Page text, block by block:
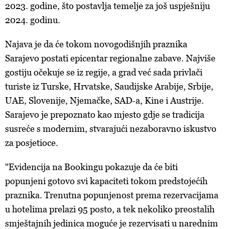
2023. godine, što postavlja temelje za još uspješniju
2024. godinu.
Najava je da će tokom novogodišnjih praznika
Sarajevo postati epicentar regionalne zabave. Najviše
gostiju očekuje se iz regije, a grad već sada privlači
turiste iz Turske, Hrvatske, Saudijske Arabije, Srbije,
UAE, Slovenije, Njemačke, SAD-a, Kine i Austrije.
Sarajevo je prepoznato kao mjesto gdje se tradicija
susreće s modernim, stvarajući nezaboravno iskustvo
za posjetioce.
"Evidencija na Bookingu pokazuje da će biti
popunjeni gotovo svi kapaciteti tokom predstojećih
praznika. Trenutna popunjenost prema rezervacijama
u hotelima prelazi 95 posto, a tek nekoliko preostalih
smještajnih jedinica moguće je rezervisati u narednim